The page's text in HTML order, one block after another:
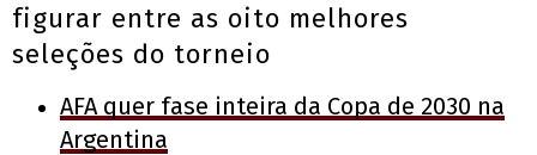
figurar entre as oito melhores
seleções do torneio
AFA quer fase inteira da Copa de 2030 na
Argentina